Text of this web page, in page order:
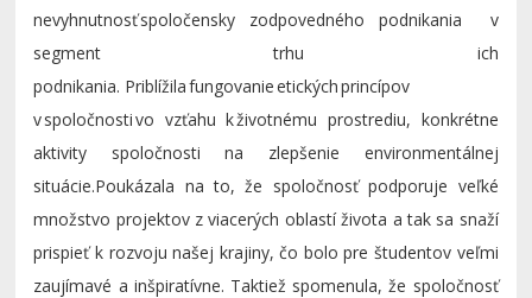
nevyhnutnosťspoločensky zodpovedného podnikania v
segment trhu ich
podnikania. Priblížila fungovanie etických princípov
v spoločnostivo vzťahu k životnému prostrediu, konkrétne
aktivity spoločnosti na zlepšenie environmentálnej
situácie.Poukázala na to, že spoločnosťpodporuje veľké
množstvo projektov z viacerých oblastí života a tak sa snaží
prispieť k rozvoju našej krajiny, čo bolo pre študentov veľmi
zaujímavé a inšpiratívne. Taktiež spomenula, že spoločnosť